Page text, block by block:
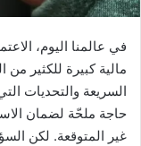
في عالمنا اليوم،
مالية كبيرة للكثير
السريعة والتحديات
حاجة ملحّة لضمان
غير المتوقعة. لكن